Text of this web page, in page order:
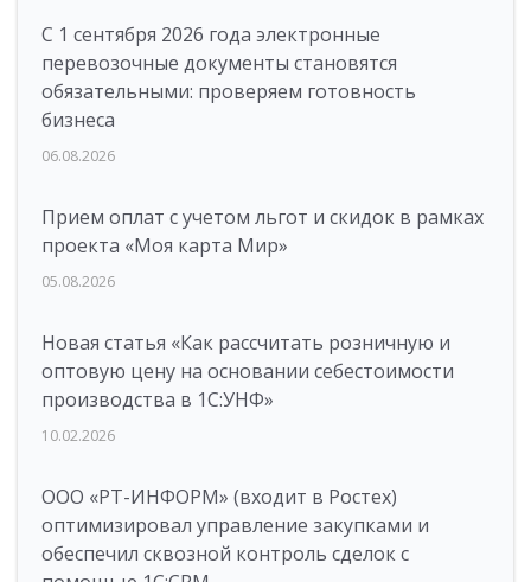
С 1 сентября 2026 года электронные
перевозочные документы становятся
обязательными: проверяем готовность
бизнеса
06.08.2026
Прием оплат с учетом льгот и скидок в рамках
проекта «Моя карта Мир»
05.08.2026
Новая статья «Как рассчитать розничную и
оптовую цену на основании себестоимости
производства в 1С:УНФ»
10.02.2026
ООО «РТ-ИНФОРМ» (входит в Ростех)
оптимизировал управление закупками и
обеспечил сквозной контроль сделок с